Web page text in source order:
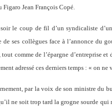
Figaro Jean François Copé.
le coup de fil d’un syndicaliste
de ses collègues face à l’annonce du
comme de l’épargne d’entreprise
adressé ces derniers temps : « on
par la voix de son ministre du
ne soit trop tard la grogne sourde